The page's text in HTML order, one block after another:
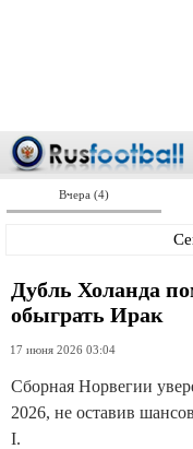
Вчера (4)
Дубль Холанда
обыграть Ирак
17 июня 2026 03:04
Сборная Норвегии
2026, не оставив
I.